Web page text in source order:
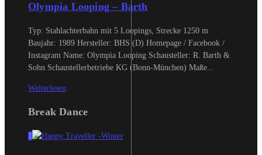
Olympia Looping – Barth
Typ: Stahlachterbahn mit 5 Loopings, Strecke 1250 m
Baujahr: 1989 Hersteller: BHS (D) Homepage / Facebook /
Instagram Name: Olympia Looping Schausteller: R. Barth &
Sohn Schaustellerbetriebe KG (Bonn-München) Maße...
Weiterlesen
Break Dance
1